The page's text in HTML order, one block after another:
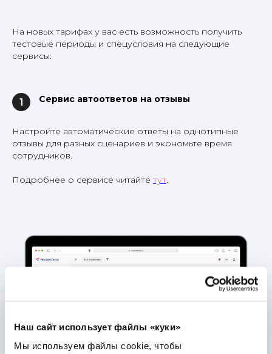
Наш сайт использует файлы «куки»
Мы используем файлы cookie, чтобы
На новых тарифах у вас есть возможность получить
тестовые периоды и спецусловия на следующие
сервисы:
1 Сервис автоответов на отзывы
Настройте автоматические ответы на однотипные
отзывы для разных сценариев и экономьте время
сотрудников.
Подробнее о сервисе читайте тут